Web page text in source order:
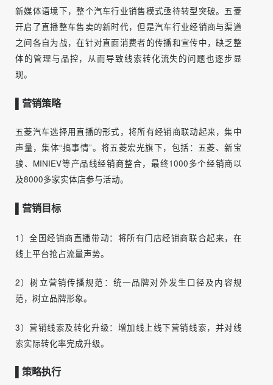
新媒体语境下，整个汽车行业销售模式亟待转型突破。五菱
开启了直播整车售卖的新时代，但是汽车行业经销商与渠道
之间各自为战，在针对直面消费者的传播和宣传中，缺乏整
现。
▌营销策略
五菱汽车选择用直播的形式，将所有经销商联动起来，集中
声量，集体“搞事情”。将五菱宏光旗下，包括：五菱、新宝
骏、MINIEV等产品线经销商整合，最终1000多个经销商以
▌营销目标
1）全国经销商直播带动：将所有门店经销商联合起来，在
线上平台抢占流量声势。
2）树立营销传播规范：统一品牌对外发生口径及内容规
范，树立品牌形象。